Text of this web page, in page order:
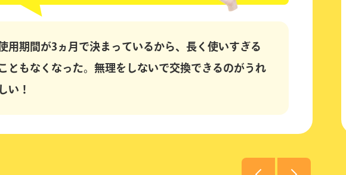
用期間が3ヵ月で決まっているから、長く使いすぎる
ともなくなった。無理をしないで交換できるのがうれ
い！